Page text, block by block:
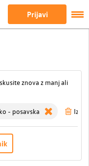
Prijavi
znova z manj ali
- posavska